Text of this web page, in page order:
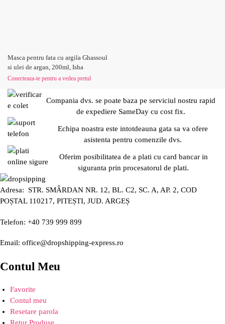
Masca pentru fata cu argila Ghassoul
si ulei de argan, 200ml, Isha
Conecteaza-te pentru a vedea pretul
Compania dvs. se poate baza pe serviciul nostru rapid
de expediere SameDay cu cost fix.
Echipa noastra este intotdeauna gata sa va ofere
asistenta pentru comenzile dvs.
Oferim posibilitatea de a plati cu card bancar in
siguranta prin procesatorul de plati.
Adresa: STR. SMÂRDAN NR. 12, BL. C2, SC. A, AP. 2, COD
POȘTAL 110217, PITEȘTI, JUD. ARGEȘ
Telefon: +40 739 999 899
Email: office@dropshipping-express.ro
Contul Meu
Favorite
Contul meu
Resetare parola